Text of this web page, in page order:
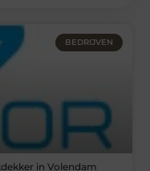
BEDRIJVEN
in Volendam